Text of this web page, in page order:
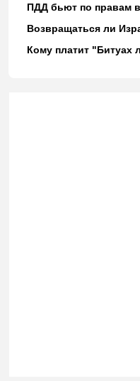
ПДД бьют по правам
Возвращаться ли
Кому платит "Битуах